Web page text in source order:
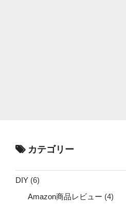
カテゴリー
DIY (6)
Amazon商品レビュー (4)